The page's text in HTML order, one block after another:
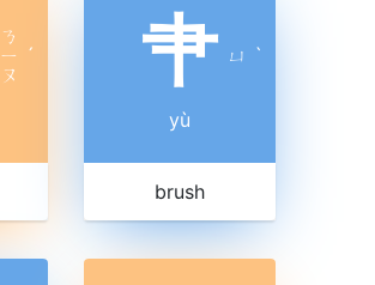
ㄋ
ㄧ
ㄡ
ˊ 肀 ㄩ ˋ
yù
brush